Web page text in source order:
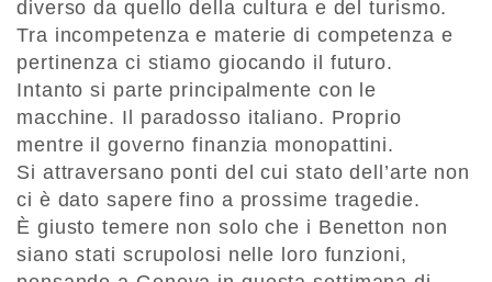
diverso da quello della cultura e del turismo.
Tra incompetenza e materie di competenza e
pertinenza ci stiamo giocando il futuro.
Intanto si parte principalmente con le
macchine. Il paradosso italiano. Proprio
mentre il governo finanzia monopattini.
Si attraversano ponti del cui stato dell’arte non
ci è dato sapere fino a prossime tragedie.
È giusto temere non solo che i Benetton non
siano stati scrupolosi nelle loro funzioni,